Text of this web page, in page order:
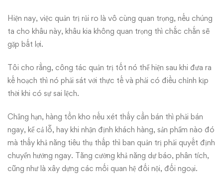
Hiện nay, việc quản trị rủi ro là vô cùng quan trọng, nếu chúng
ta cho khâu này, khâu kia không quan trọng thì chắc chắn sẽ
gặp bất lợi.
Tôi cho rằng, công tác quản trị tốt nó thể hiện sau khi đưa ra
kế hoạch thì nó phải sát với thực tế và phải có điều chỉnh kịp
thời khi có sự sai lệch.
Chẳng hạn, hàng tồn kho nếu xét thấy cần bán thì phải bán
ngay, kể cả lỗ, hay khi nhận định khách hàng, sản phẩm nào đó
mà thấy khả năng tiêu thụ thấp thì ban quản trị phải quyết định
chuyển hướng ngay. Tăng cường khả năng dự báo, phân tích,
cũng như là xây dựng các mối quan hệ đối nội, đối ngoại.